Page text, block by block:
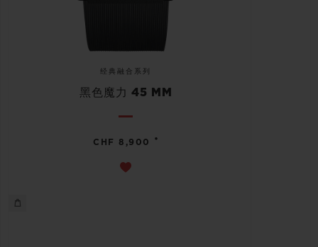
经典融合系列
黑色魔力 45 MM
CHF 8,900 •